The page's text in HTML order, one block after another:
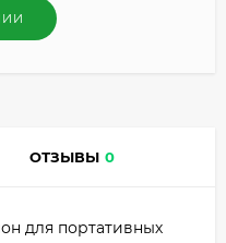
ОТЗЫВЫ 0
для портативных